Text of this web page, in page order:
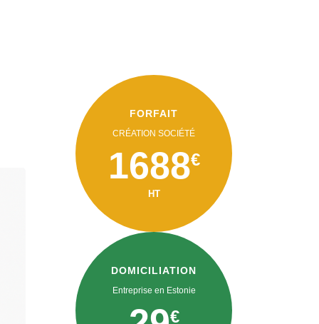
FORFAIT
CRÉATION SOCIÉTÉ
1688€
HT
DOMICILIATION
Entreprise en Estonie
€